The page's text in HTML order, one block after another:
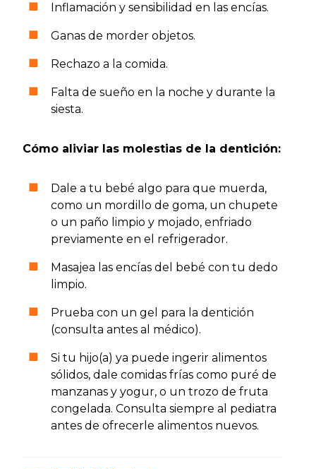
Inflamación y sensibilidad en las encías.
Ganas de morder objetos.
Rechazo a la comida.
Falta de sueño en la noche y durante la
siesta.
Cómo aliviar las molestias de la dentición:
Dale a tu bebé algo para que muerda,
como un mordillo de goma, un chupete
o un paño limpio y mojado, enfriado
previamente en el refrigerador.
Masajea las encías del bebé con tu dedo
limpio.
Prueba con un gel para la dentición
(consulta antes al médico).
Si tu hijo(a) ya puede ingerir alimentos
sólidos, dale comidas frías como puré de
manzanas y yogur, o un trozo de fruta
congelada. Consulta siempre al pediatra
antes de ofrecerle alimentos nuevos.